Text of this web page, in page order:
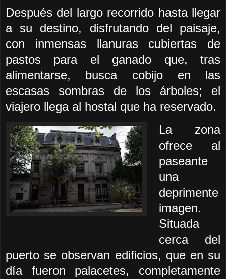
Después del largo recorrido hasta llegar
a su destino, disfrutando del paisaje,
con inmensas llanuras cubiertas de
pastos para el ganado que, tras
alimentarse, busca cobijo en las
escasas sombras de los árboles; el
viajero llega al hostal que ha reservado.
La zona
ofrece al
paseante
una
deprimente
imagen.
Situada
cerca del
puerto se observan edificios, que en su
día fueron palacetes, completamente